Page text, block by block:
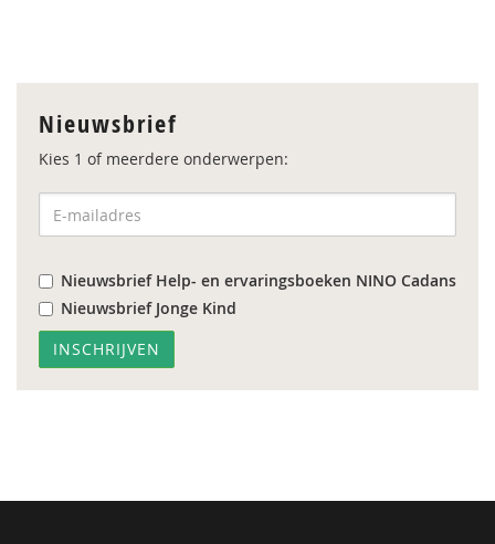
Nieuwsbrief
Kies 1 of meerdere onderwerpen:
Nieuwsbrief Help- en ervaringsboeken NINO Cadans
Nieuwsbrief Jonge Kind